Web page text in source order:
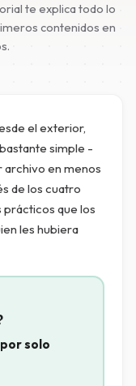
te explica todo lo
contenidos en
el exterior,
simple -
en menos
de los cuatro
prácticos que los
les hubiera
solo